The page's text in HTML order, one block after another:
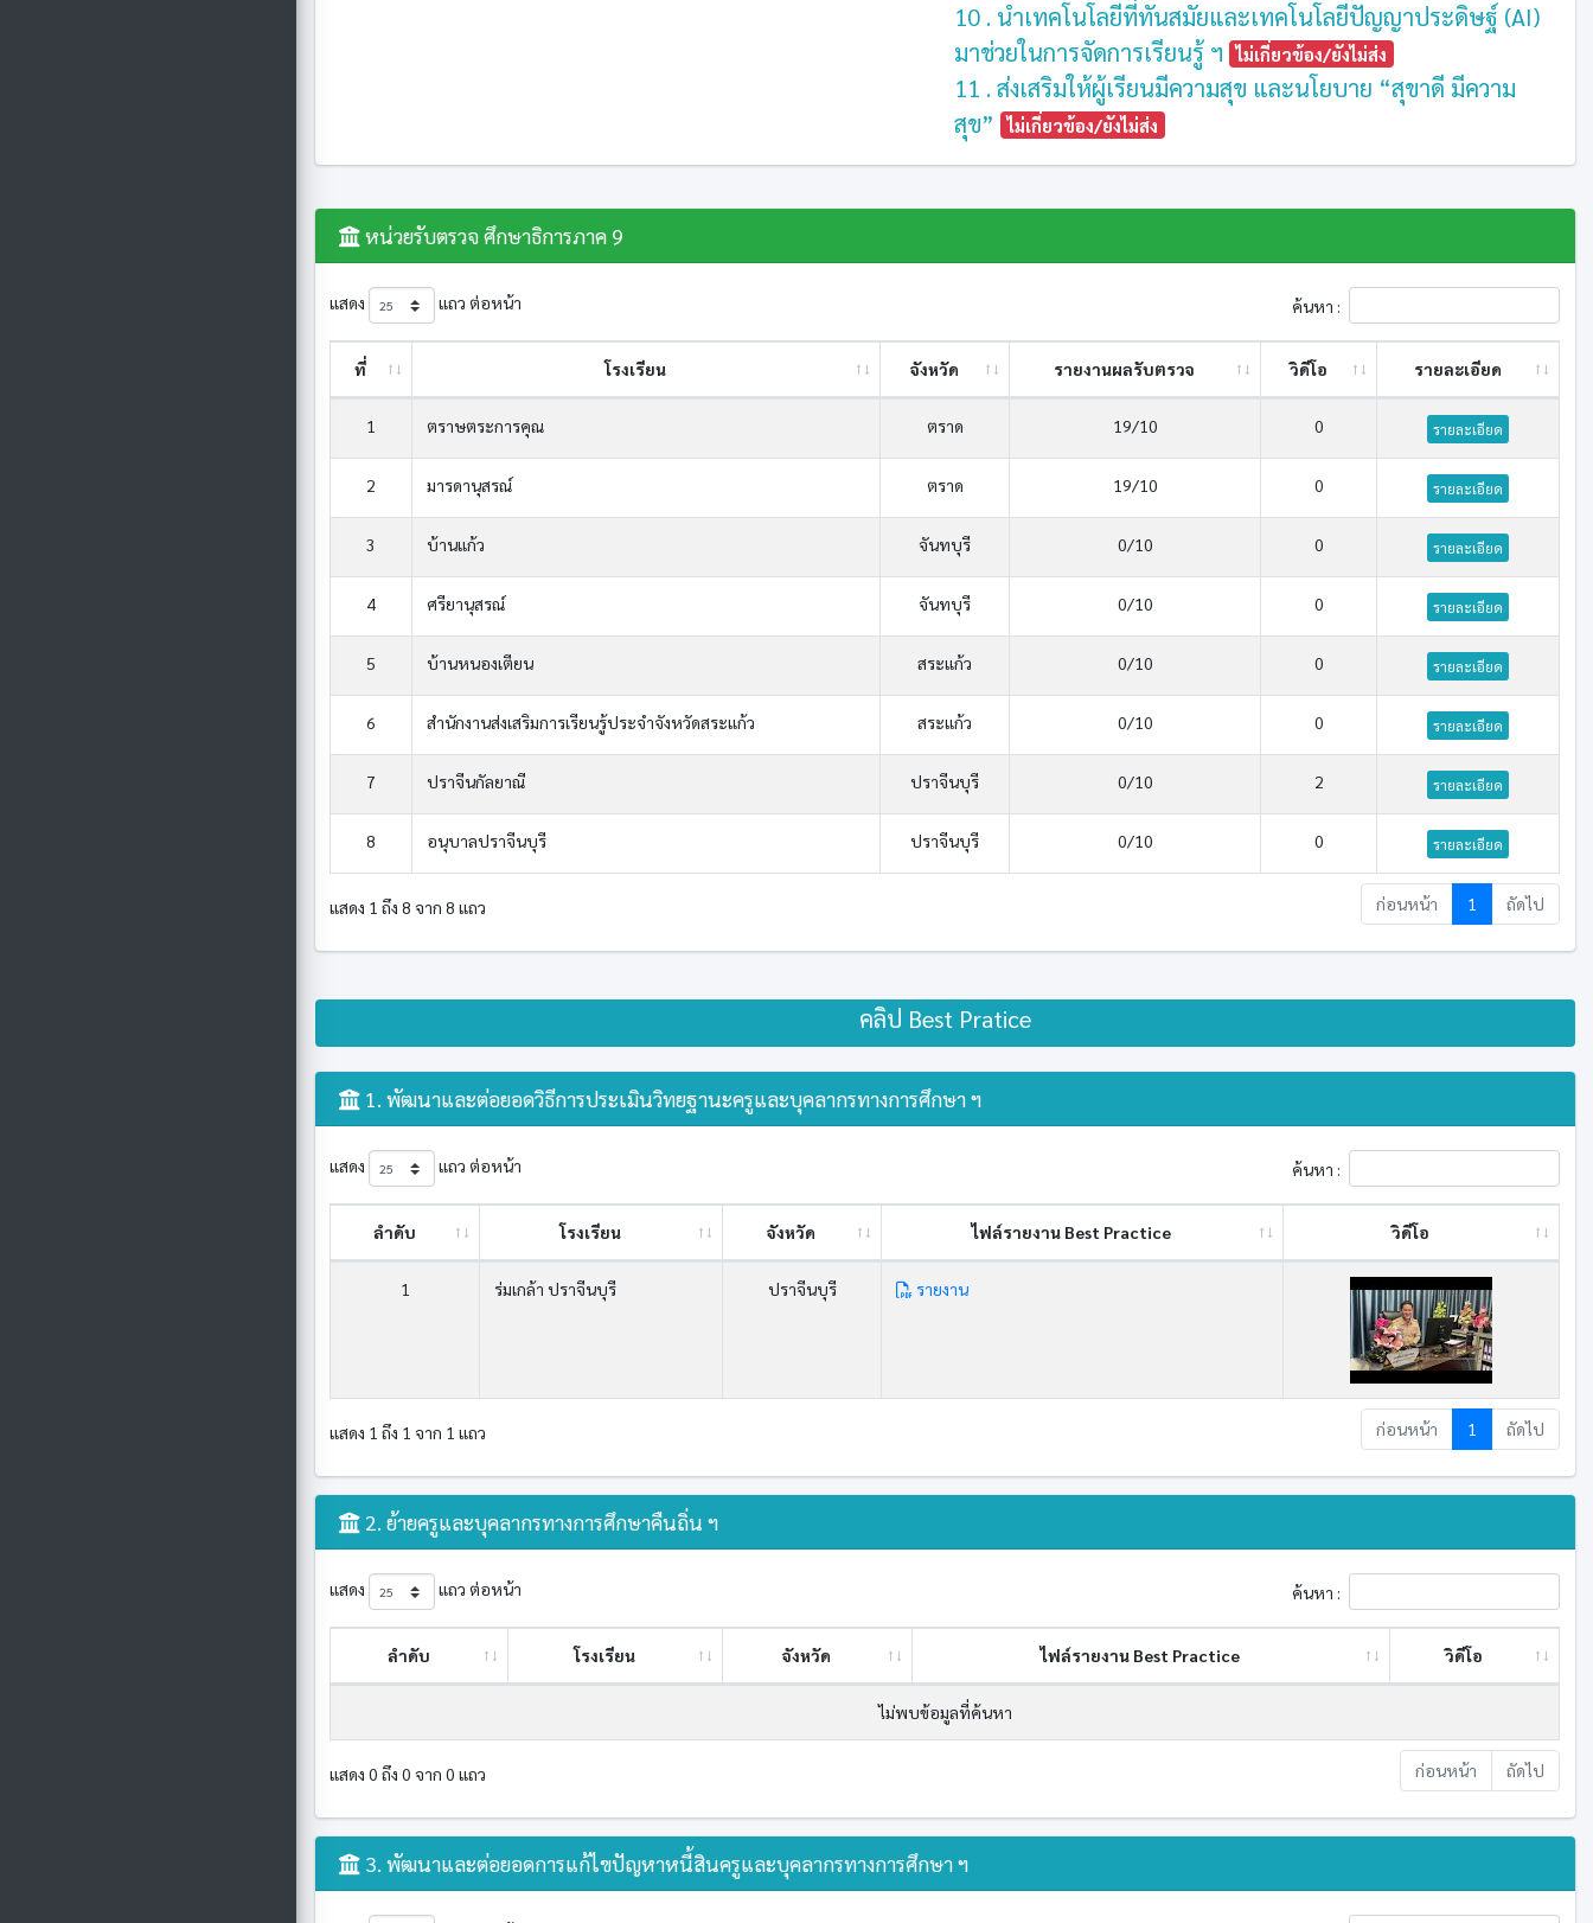
10 . นำเทคโนโลยีที่ทันสมัยและเทคโนโลยีปัญญาประดิษฐ์ (AI)
มาช่วยในการจัดการเรียนรู้ ฯ
ไม่เกี่ยวข้อง/ยังไม่ส่ง
11 . ส่งเสริมให้ผู้เรียนมีความสุข และนโยบาย “สุขาดี มีความ
สุข”
ไม่เกี่ยวข้อง/ยังไม่ส่ง
หน่วยรับตรวจ ศึกษาธิการภาค 9
แสดง แถว ต่อหน้า ค้นหา :
ที่ โรงเรียน จังหวัด รายงานผลรับตรวจ วิดีโอ รายละเอียด
1 ตราษตระการคุณ ตราด 19/10 0 รายละเอียด
2 มารดานุสรณ์ ตราด 19/10 0 รายละเอียด
3 บ้านแก้ว จันทบุรี 0/10 0 รายละเอียด
4 ศรียานุสรณ์ จันทบุรี 0/10 0 รายละเอียด
5 บ้านหนองเตียน สระแก้ว 0/10 0 รายละเอียด
6 สำนักงานส่งเสริมการเรียนรู้ประจำจังหวัดสระแก้ว สระแก้ว 0/10 0 รายละเอียด
7 ปราจีนกัลยาณี ปราจีนบุรี 0/10 2 รายละเอียด
8 อนุบาลปราจีนบุรี ปราจีนบุรี 0/10 0 รายละเอียด
แสดง 1 ถึง 8 จาก 8 แถว ก่อนหน้า 1 ถัดไป
คลิป Best Pratice
1. พัฒนาและต่อยอดวิธีการประเมินวิทยฐานะครูและบุคลากรทางการศึกษา ฯ
แสดง แถว ต่อหน้า ค้นหา :
ลำดับ โรงเรียน จังหวัด ไฟล์รายงาน Best ​Practice วิดีโอ
1 ร่มเกล้า ปราจีนบุรี ปราจีนบุรี รายงาน
แสดง 1 ถึง 1 จาก 1 แถว ก่อนหน้า 1 ถัดไป
2. ย้ายครูและบุคลากรทางการศึกษาคืนถิ่น ฯ
แสดง แถว ต่อหน้า ค้นหา :
ลำดับ โรงเรียน จังหวัด ไฟล์รายงาน Best ​Practice วิดีโอ
ไม่พบข้อมูลที่ค้นหา
แสดง 0 ถึง 0 จาก 0 แถว ก่อนหน้า ถัดไป
3. พัฒนาและต่อยอดการแก้ไขปัญหาหนี้สินครูและบุคลากรทางการศึกษา ฯ